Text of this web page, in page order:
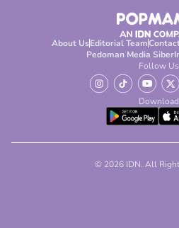
About UsEditorial Team
Pedoman Media Siber
Follow Us
Download
© 2026 IDN. All